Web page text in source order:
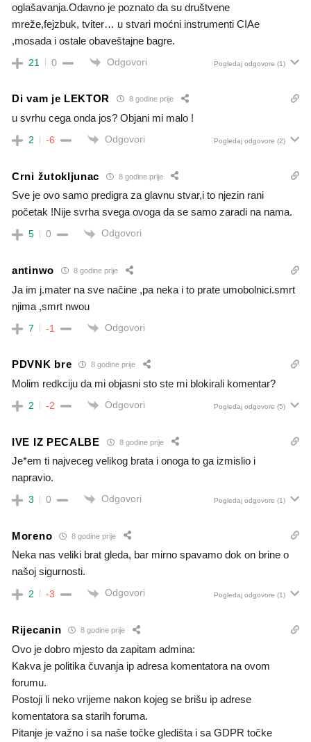
oglašavanja.Odavno je poznato da su društvene
mreže,fejzbuk, tviter… u stvari moćni instrumenti CIAe
,mosada i ostale obaveštajne bagre.
21 0 Odgovori Pogledaj odgovore (1)
Di vam je LEKTOR 8 godine prije
u svrhu cega onda jos? Objani mi malo !
2 -6 Odgovori Pogledaj odgovore (2)
Crni žutokljunac 8 godine prije
Sve je ovo samo predigra za glavnu stvar,i to njezin rani
početak !Nije svrha svega ovoga da se samo zaradi na nama.
5 0 Odgovori
antinwo 8 godine prije
Ja im j.mater na sve načine ,pa neka i to prate umobolnici.smrt
njima ,smrt nwou
7 -1 Odgovori
PDVNK bre 8 godine prije
Molim redkciju da mi objasni sto ste mi blokirali komentar?
2 -2 Odgovori Pogledaj odgovore (5)
IVE IZ PECALBE 8 godine prije
Je*em ti najveceg velikog brata i onoga to ga izmislio i
napravio.
3 0 Odgovori Pogledaj odgovore (1)
Moreno 8 godine prije
Neka nas veliki brat gleda, bar mirno spavamo dok on brine o
našoj sigurnosti.
2 -3 Odgovori Pogledaj odgovore (1)
Rijecanin 8 godine prije
Ovo je dobro mjesto da zapitam admina:
Kakva je politika čuvanja ip adresa komentatora na ovom
forumu.
Postoji li neko vrijeme nakon kojeg se brišu ip adrese
komentatora sa starih foruma.
Pitanje je važno i sa naše točke gledišta i sa GDPR točke